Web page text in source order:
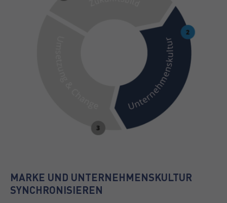
MARKE UND UNTERNEHMENSKULTUR
SYNCHRONISIEREN